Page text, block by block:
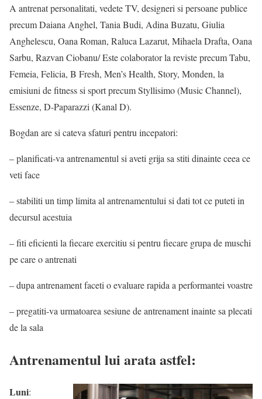
A antrenat personalitati, vedete TV, designeri si persoane publice
precum Daiana Anghel, Tania Budi, Adina Buzatu, Giulia
Anghelescu, Oana Roman, Raluca Lazarut, Mihaela Drafta, Oana
Sarbu, Razvan Ciobanu/ Este colaborator la reviste precum Tabu,
Femeia, Felicia, B Fresh, Men’s Health, Story, Monden, la
emisiuni de fitness si sport precum Styllisimo (Music Channel),
Essenze, D-Paparazzi (Kanal D).
Bogdan are si cateva sfaturi pentru incepatori:
– planificati-va antrenamentul si aveti grija sa stiti dinainte ceea ce
veti face
– stabiliti un timp limita al antrenamentului si dati tot ce puteti in
decursul acestuia
– fiti eficienti la fiecare exercitiu si pentru fiecare grupa de muschi
pe care o antrenati
– dupa antrenament faceti o evaluare rapida a performantei voastre
– pregatiti-va urmatoarea sesiune de antrenament inainte sa plecati
de la sala
Antrenamentul lui arata astfel:
Luni: